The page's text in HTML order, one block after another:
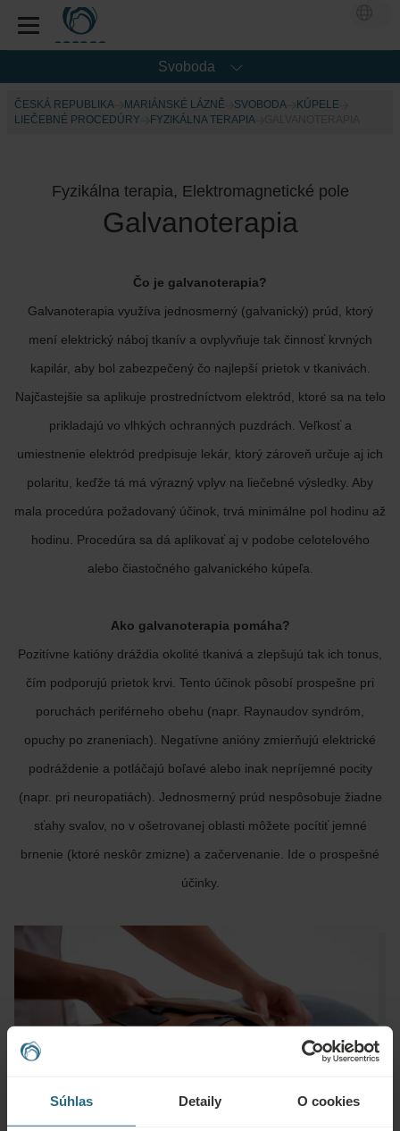
Súhlas Detaily O cookies
Svoboda
ČESKÁ REPUBLIKA MARIÁNSKÉ LÁZNĚ SVOBODA
KÚPELE
LIEČEBNÉ PROCEDÚRY
FYZIKÁLNA TERAPIA
Fyzikálna terapia, Elektromagnetické pole
Galvanoterapia
Čo je galvanoterapia?
Galvanoterapia využíva jednosmerný (galvanický) prúd, ktorý
mení elektrický náboj tkanív a ovplyvňuje tak činnosť krvných
kapilár, aby bol zabezpečený čo najlepší prietok v tkanivách.
Najčastejšie sa aplikuje prostredníctvom elektród, ktoré sa na telo
prikladajú vo vlhkých ochranných puzdrách. Veľkosť a
umiestnenie elektród predpisuje lekár, ktorý zároveň určuje aj ich
polaritu, keďže tá má výrazný vplyv na liečebné výsledky. Aby
mala procedúra požadovaný účinok, trvá minimálne pol hodinu až
hodinu. Procedúra sa dá aplikovať aj v podobe celotelového
alebo čiastočného galvanického kúpeľa.
Ako galvanoterapia pomáha?
Pozitívne katióny dráždia okolité tkanivá a zlepšujú tak ich tonus,
čím podporujú prietok krvi. Tento účinok pôsobí prospešne pri
poruchách periférneho obehu (napr. Raynaudov syndróm,
opuchy po zraneniach). Negatívne anióny zmierňujú elektrické
podráždenie a potláčajú boľavé alebo inak nepríjemné pocity
(napr. pri neuropatiách). Jednosmerný prúd nespôsobuje žiadne
sťahy svalov, no v ošetrovanej oblasti môžete pocítiť jemné
brnenie (ktoré neskôr zmizne) a začervenanie. Ide o prospešné
účinky.